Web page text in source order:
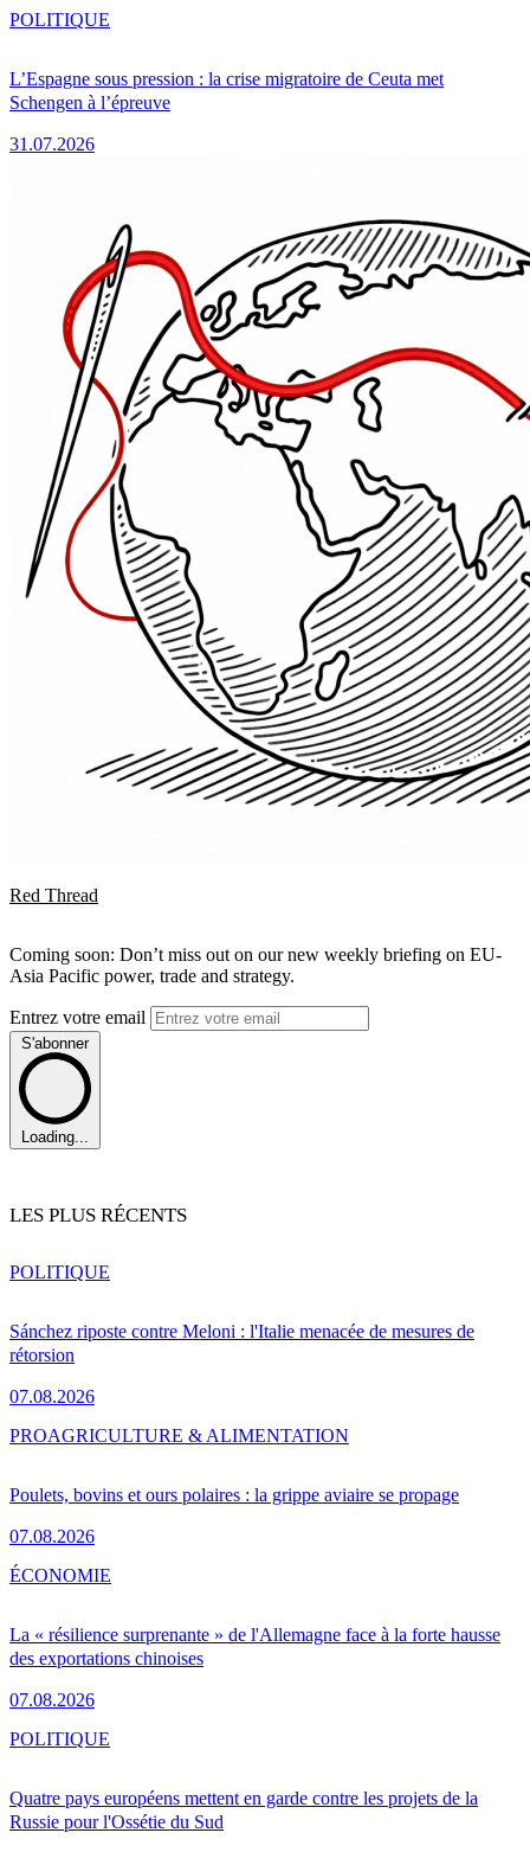
L’Espagne sous pression : la crise migratoire de Ceuta met
Schengen à l’épreuve
31.07.2026
POLITIQUE
Red Thread
Coming soon: Don’t miss out on our new weekly briefing on EU-
Asia Pacific power, trade and strategy.
Entrez votre email
S'abonner
Loading...
LES PLUS RÉCENTS
Sánchez riposte contre Meloni : l'Italie menacée de mesures de
rétorsion
07.08.2026
POLITIQUE
Poulets, bovins et ours polaires : la grippe aviaire se propage
07.08.2026
PROAGRICULTURE & ALIMENTATION
La « résilience surprenante » de l'Allemagne face à la forte hausse
des exportations chinoises
07.08.2026
ÉCONOMIE
Quatre pays européens mettent en garde contre les projets de la
Russie pour l'Ossétie du Sud
POLITIQUE